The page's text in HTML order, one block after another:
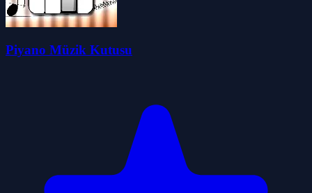
Piyano Müzik Kutusu